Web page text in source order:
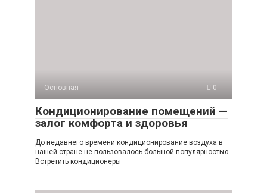
Основная 0
Кондиционирование помещений —
залог комфорта и здоровья
До недавнего времени кондиционирование воздуха в
нашей стране не пользовалось большой популярностью.
Встретить кондиционеры